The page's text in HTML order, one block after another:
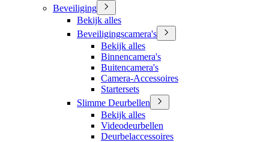
Beveiliging
Bekijk alles
Beveiligingscamera's
Bekijk alles
Binnencamera's
Buitencamera's
Camera-Accessoires
Startersets
Slimme Deurbellen
Bekijk alles
Videodeurbellen
Deurbelaccessoires